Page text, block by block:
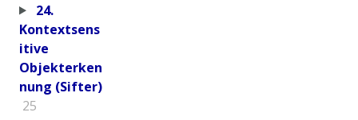
24.
Kontextsens
itive
Objekterken
nung (Sifter)
25